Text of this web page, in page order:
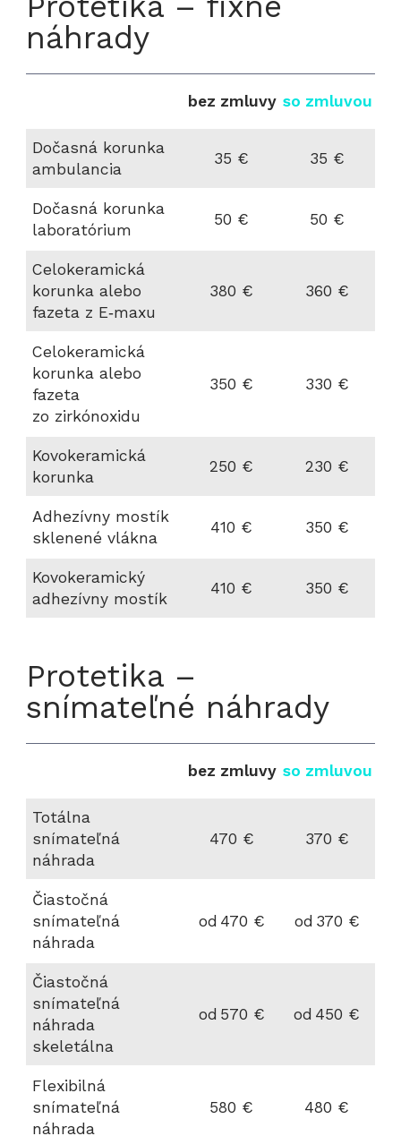
náhrady
bez zmluvy so zmluvou
Dočasná korunka
ambulancia
35 € 35 €
Dočasná korunka
laboratórium
50 € 50 €
Celokeramická
korunka alebo
fazeta z E‑maxu
380 € 360 €
Celokeramická
korunka alebo
fazeta
zo zirkónoxidu
350 € 330 €
Kovokeramická
korunka
250 € 230 €
Adhezívny mostík
sklenené vlákna
410 € 350 €
Kovokeramický
adhezívny mostík
410 € 350 €
Protetika –
snímateľné náhrady
bez zmluvy so zmluvou
Totálna
snímateľná
náhrada
470 € 370 €
Čiastočná
snímateľná
náhrada
od 470 € od 370 €
Čiastočná
snímateľná
náhrada
skeletálna
od 570 € od 450 €
Flexibilná
snímateľná
náhrada
580 € 480 €